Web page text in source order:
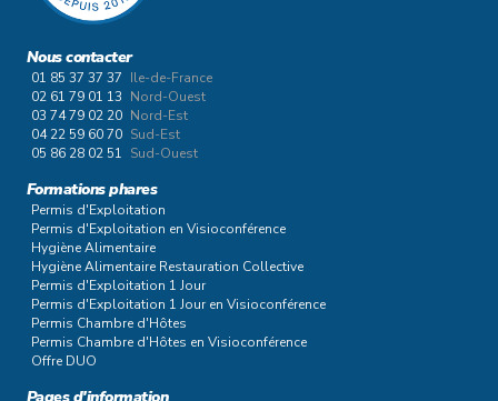
Nous contacter
01 85 37 37 37 Ile-de-France
02 61 79 01 13 Nord-Ouest
03 74 79 02 20 Nord-Est
04 22 59 60 70 Sud-Est
05 86 28 02 51 Sud-Ouest
Formations phares
Permis d'Exploitation
Permis d'Exploitation en Visioconférence
Hygiène Alimentaire
Hygiène Alimentaire Restauration Collective
Permis d'Exploitation 1 Jour
Permis d'Exploitation 1 Jour en Visioconférence
Permis Chambre d'Hôtes
Permis Chambre d'Hôtes en Visioconférence
Offre DUO